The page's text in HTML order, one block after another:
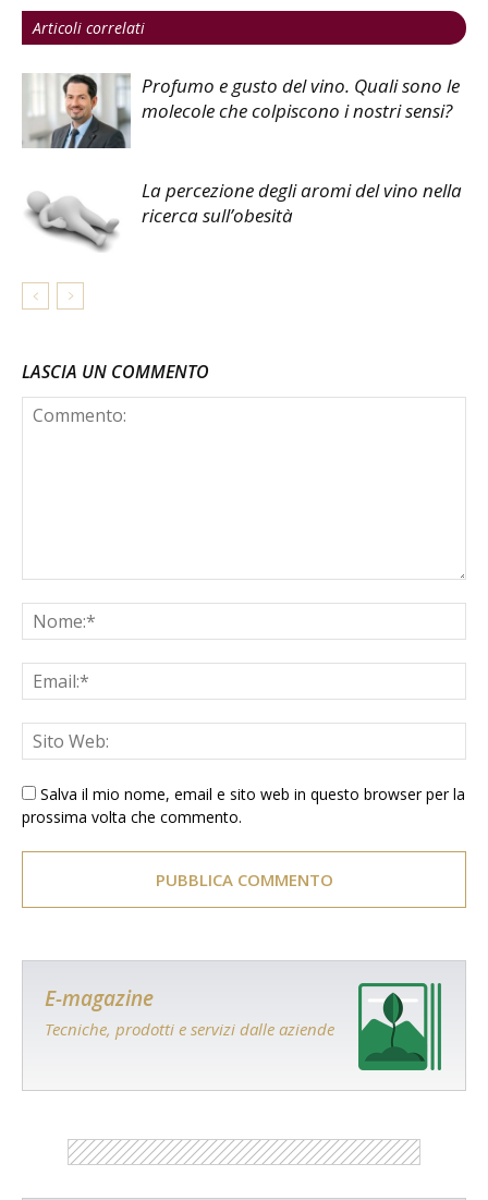
Articoli correlati
Profumo e gusto del vino. Quali sono le
molecole che colpiscono i nostri sensi?
La percezione degli aromi del vino nella
ricerca sull’obesità
LASCIA UN COMMENTO
Salva il mio nome, email e sito web in questo browser per la
prossima volta che commento.
E-magazine
Tecniche, prodotti e servizi dalle aziende